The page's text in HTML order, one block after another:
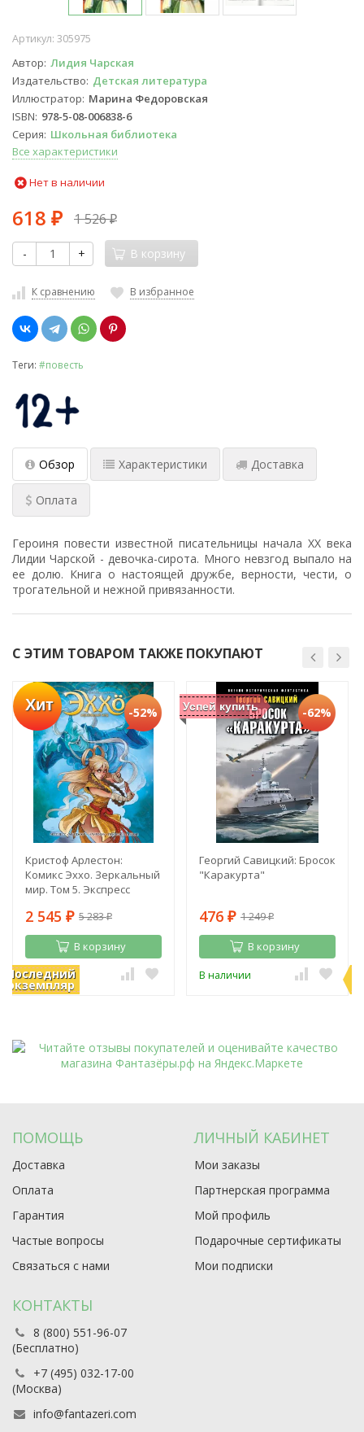
Артикул: 305975
Автор Лидия Чарская
Издательство Детская литература
Иллюстратор Марина Федоровская
ISBN 978-5-08-006838-6
Серия Школьная библиотека
Все характеристики
Нет в наличии
618 ₽ 1 526₽
- + В корзину
К сравнению В избранное
Теги: #повесть
Обзор Характеристики Доставка
Оплата
Героиня повести известной писательницы начала ХХ века
Лидии Чарской - девочка-сирота. Много невзгод выпало на
ее долю. Книга о настоящей дружбе, верности, чести, о
трогательной и нежной привязанности.
С ЭТИМ ТОВАРОМ ТАКЖЕ ПОКУПАЮТ
Хит
Последний
экземпляр
-52%
Кристоф Арлестон:
Комикс Эххо. Зеркальный
мир. Том 5. Экспресс
Призрак в Пекине
2 545 ₽ 5 283₽
В корзину
В наличии
Успей купить -62%
Георгий Савицкий: Бросок
"Каракурта"
476 ₽ 1 249₽
В корзину
В наличии
ПОМОЩЬ
Доставка
Оплата
Гарантия
Частые вопросы
Связаться с нами
ЛИЧНЫЙ КАБИНЕТ
Мои заказы
Партнерская программа
Мой профиль
Подарочные сертификаты
Мои подписки
КОНТАКТЫ
8 (800) 551-96-07
(Бесплатно)
+7 (495) 032-17-00
(Москва)
info@fantazeri.com